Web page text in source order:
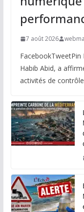
7 août 2026
FacebookTweetPin
Habib Abid, a
activités de